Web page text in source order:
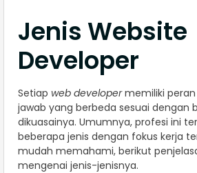
Jenis Website
Developer
Setiap web developermemiliki
jawab yang berbeda sesuai dengan
dikuasainya. Umumnya, profesi ini
beberapa jenis dengan fokus kerja
mudah memahami, berikut
mengenai jenis-jenisnya.